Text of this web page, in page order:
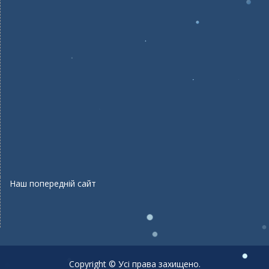
Наш попередній сайт
Copyright © Усі права захищено.